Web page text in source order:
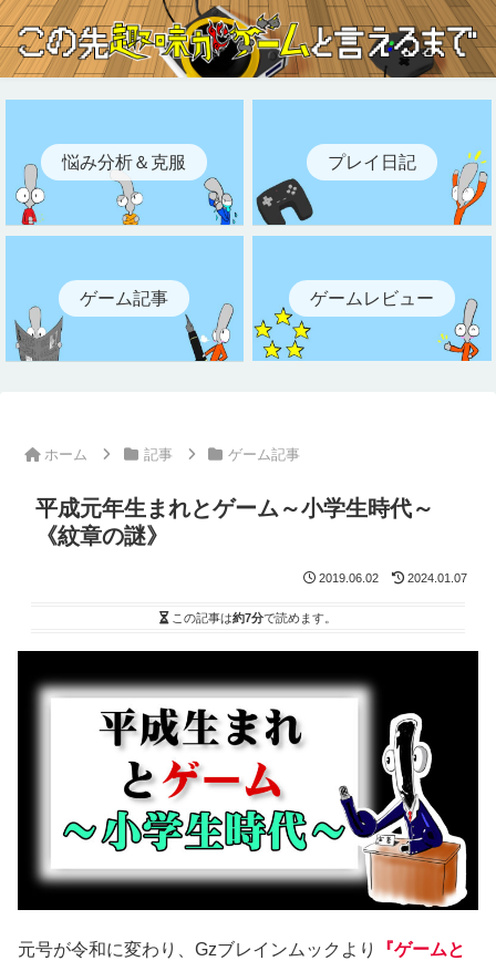
悩み分析＆克服 プレイ日記
ゲーム記事 ゲームレビュー
ホーム 記事 ゲーム記事
平成元年生まれとゲーム～小学生時代～
《紋章の謎》
2019.06.02 2024.01.07
この記事は約7分で読めます。
元号が令和に変わり、Gzブレインムックより
『ゲームと